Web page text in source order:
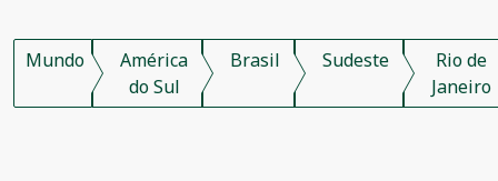
Mundo
América
do Sul
Brasil Sudeste
Rio de
Janeiro